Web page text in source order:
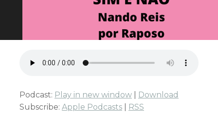
Podcast: Play in new window
Download
Subscribe: Apple Podcasts RSS